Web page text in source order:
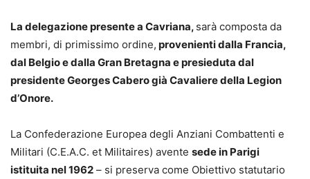
La delegazione presente a Cavriana, sarà composta da
membri, di primissimo ordine, provenienti dalla Francia,
dal Belgio e dalla Gran Bretagna e presieduta dal
presidente Georges Cabero già Cavaliere della Legion
d’Onore.
La Confederazione Europea degli Anziani Combattenti e
Militari (C.E.A.C. et Militaires) avente sede in Parigi
istituita nel 1962 – si preserva come Obiettivo statutario